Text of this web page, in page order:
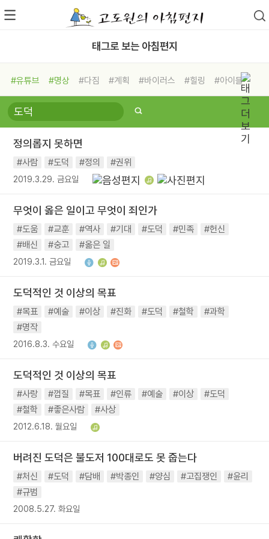
태그로 보는 아침편지
#유튜브 #명상 #다짐 #계획 #바이러스 #힐링
#아이들
#비전캠프
#독서캠프 #삶
#희망
#나눔 #친구 #링컨학교
#독서
#건강 #면역력
정의롭지 못하면
#사람 #도덕 #정의 #권위
2019.3.29. 금요일
무엇이 옳은 일이고 무엇이 죄인가
#도움 #교훈 #역사 #기대 #도덕 #민족
#헌신
#배신
#숭고 #옮은 일
2019.3.1. 금요일
도덕적인 것 이상의 목표
#목표 #예술 #이상 #진화 #도덕 #철학
#과학
#명작
2016.8.3. 수요일
도덕적인 것 이상의 목표
#사랑 #껍질 #목표 #인류 #예술 #이상
#도덕
#철학
#좋은사람 #사상
2012.6.18. 월요일
버려진 도덕은 불도저 100대로도 못 줍는다
#처신 #도덕 #담배 #박종인 #양심 #고집쟁인
#윤리
#규범
2008.5.27. 화요일